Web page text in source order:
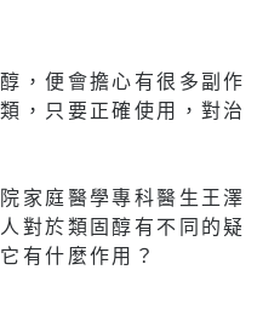
，便會擔心有很多副作
，只要正確使用，對治
家庭醫學專科醫生王澤
對於類固醇有不同的疑
有什麼作用？